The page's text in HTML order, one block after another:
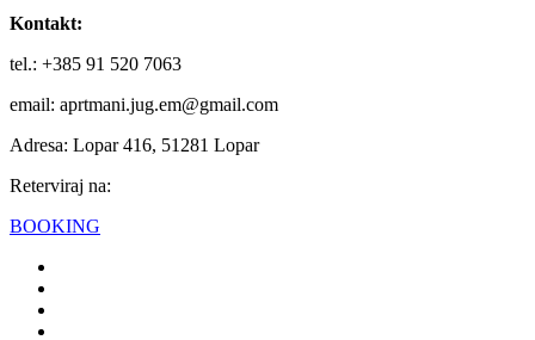
Kontakt:
tel.: +385 91 520 7063
email: aprtmani.jug.em@gmail.com
Adresa: Lopar 416, 51281 Lopar
Reterviraj na:
BOOKING